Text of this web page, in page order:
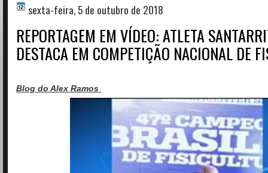
sexta-feira, 5 de outubro de 2018
REPORTAGEM EM VÍDEO: ATLETA
DESTACA EM COMPETIÇÃO NACIONAL DE
Blog do Alex Ramos